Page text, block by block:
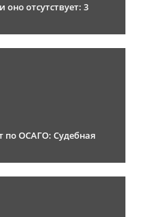
оно отсутствует: 3
по ОСАГО: Судебная